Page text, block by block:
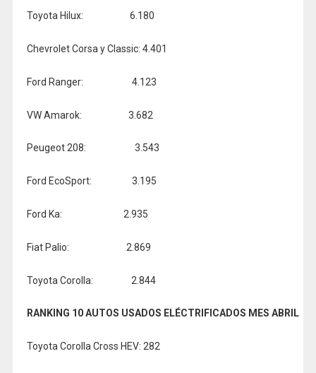
Toyota Hilux: 6.180
Chevrolet Corsa y Classic: 4.401
Ford Ranger: 4.123
VW Amarok: 3.682
Peugeot 208: 3.543
Ford EcoSport: 3.195
Ford Ka: 2.935
Fiat Palio: 2.869
Toyota Corolla: 2.844
RANKING 10 AUTOS USADOS ELÉCTRIFICADOS MES ABRIL
Toyota Corolla Cross HEV: 282